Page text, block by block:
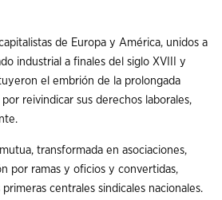
de Europa y América, unidos a
industrial a finales del siglo XVIII y
el embrión de la prolongada
reivindicar sus derechos laborales,
transformada en asociaciones,
por ramas y oficios y convertidas,
centrales sindicales nacionales.